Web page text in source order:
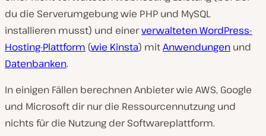
du die Serverumgebung wie PHP und MySQL
installieren musst) und einerverwalteten WordPress-
Hosting-Plattform (wie Kinsta) mitAnwendungen und
Datenbanken.
In einigen Fällen berechnen Anbieter wie AWS, Google
und Microsoft dir nur die Ressourcennutzung und
nichts für die Nutzung der Softwareplattform.